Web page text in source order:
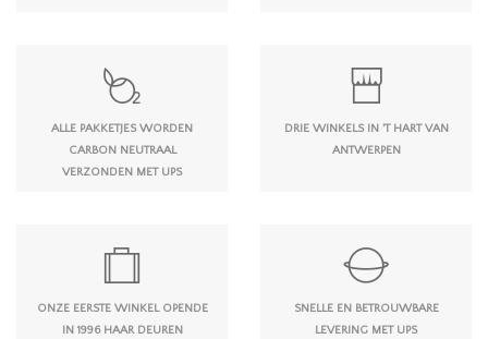
ALLE PAKKETJES WORDEN
CARBON NEUTRAAL
VERZONDEN MET UPS
DRIE WINKELS IN 'T HART VAN
ANTWERPEN
ONZE EERSTE WINKEL OPENDE
IN 1996 HAAR DEUREN
SNELLE EN BETROUWBARE
LEVERING MET UPS